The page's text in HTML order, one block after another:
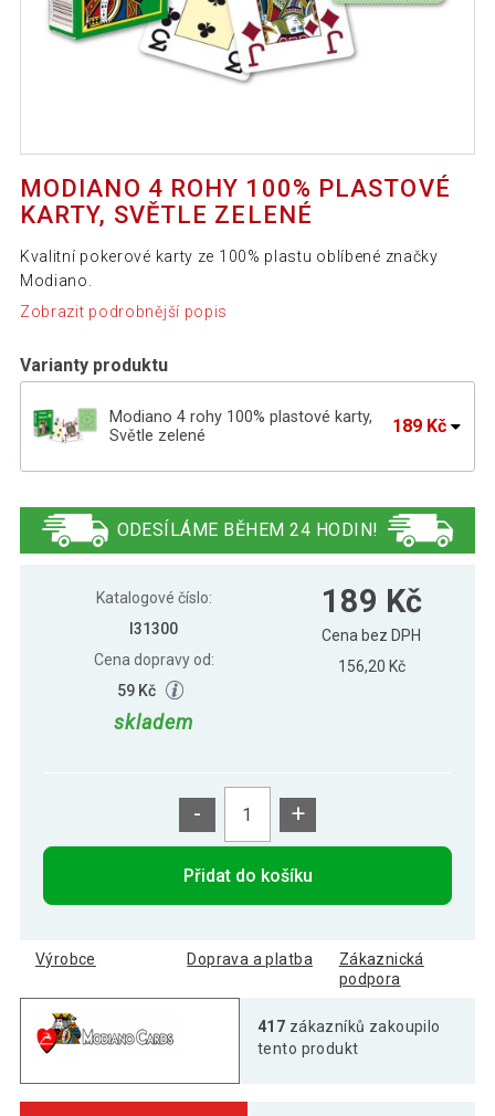
MODIANO 4 ROHY 100% PLASTOVÉ
KARTY, SVĚTLE ZELENÉ
Kvalitní pokerové karty ze 100% plastu oblíbené značky
Modiano.
Zobrazit podrobnější popis
Varianty produktu
Modiano 4 rohy 100% plastové karty,
Světle zelené
189 Kč
Červené
Hnědé
149 Kč
Modiano 4 rohy 100% plastové karty,
Modré
Modiano 4 rohy 100% plastové karty,
189 Kč
ODESÍLÁME BĚHEM 24 HODIN!
Katalogové číslo:
I31300
Cena dopravy od:
59 Kč
skladem
189 Kč
Cena bez DPH
156,20 Kč
- +
Přidat do košíku
Výrobce Doprava a platba
Zákaznická
podpora
417 zákazníků zakoupilo
tento produkt